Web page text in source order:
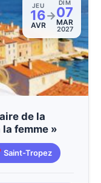
JEU
16
AVR
→
DIM
07
MAR
2027
de la
femme »
Saint-Tropez